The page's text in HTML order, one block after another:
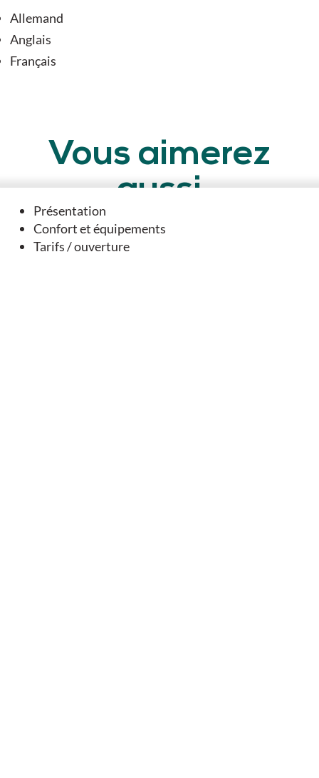
Présentation
Confort et équipements
Tarifs / ouverture
Allemand
Anglais
Français
Vous aimerez
aussi
A DANS SON PÉRIMÈTRE...